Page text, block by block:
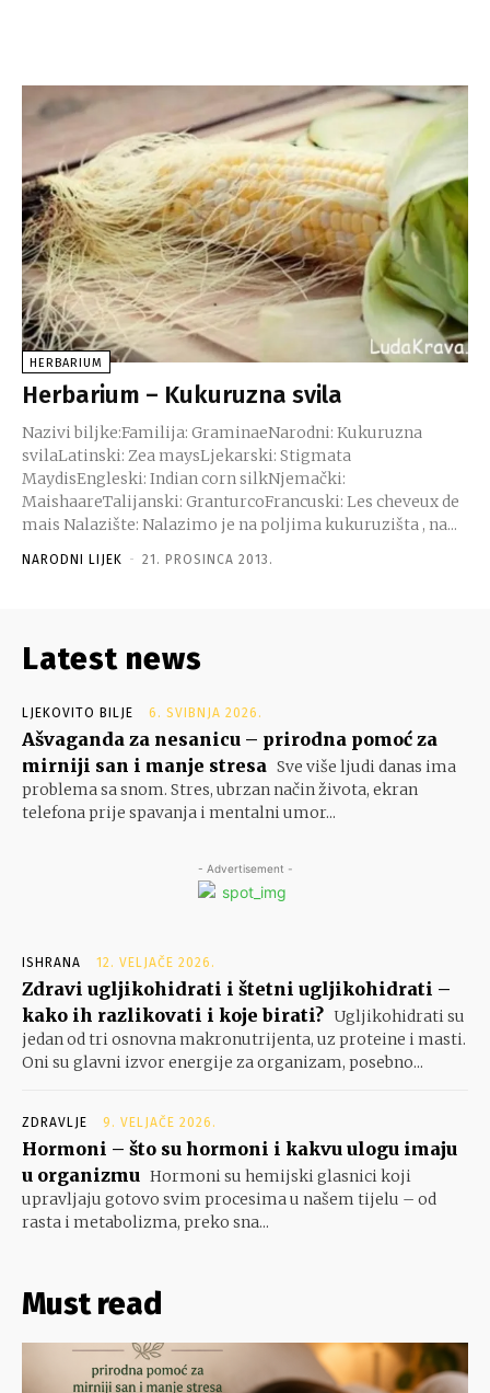
HERBARIUM
Herbarium – Kukuruzna svila
Nazivi biljke:Familija: GraminaeNarodni: Kukuruzna
svilaLatinski: Zea maysLjekarski: Stigmata
MaydisEngleski: Indian corn silkNjemački:
MaishaareTalijanski: GranturcoFrancuski: Les cheveux de
mais Nalazište: Nalazimo je na poljima kukuruzišta , na...
NARODNI LIJEK - 21. PROSINCA 2013.
Latest news
LJEKOVITO BILJE 6. SVIBNJA 2026.
Ašvaganda za nesanicu – prirodna pomoć za
mirniji san i manje stresa Sve više ljudi danas ima
problema sa snom. Stres, ubrzan način života, ekran
telefona prije spavanja i mentalni umor...
- Advertisement -
ISHRANA 12. VELJAČE 2026.
Zdravi ugljikohidrati i štetni ugljikohidrati –
kako ih razlikovati i koje birati? Ugljikohidrati su
jedan od tri osnovna makronutrijenta, uz proteine i masti.
Oni su glavni izvor energije za organizam, posebno...
ZDRAVLJE 9. VELJAČE 2026.
Hormoni – što su hormoni i kakvu ulogu imaju
u organizmu Hormoni su hemijski glasnici koji
upravljaju gotovo svim procesima u našem tijelu – od
rasta i metabolizma, preko sna...
Must read